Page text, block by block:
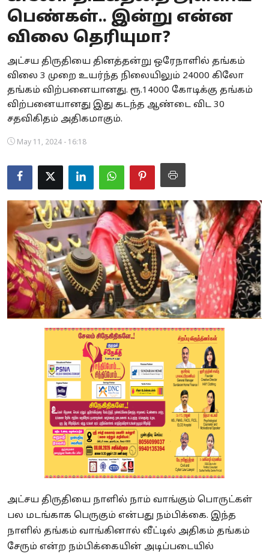
Business
Crime
Tamilnadu
National
World
Spirituality
Weather
Politics
பெண்கள்.. இன்று என்ன
விலை தெரியுமா?
அட்சய திருதியை தினத்தன்று ஒரேநாளில் தங்கம்
விலை 3 முறை உயர்ந்த நிலையிலும் 24000 கிலோ
தங்கம் விற்பனையானது. ரூ.14000 கோடிக்கு தங்கம்
விற்பனையானது இது கடந்த ஆண்டை விட 30
சதவிகிதம் அதிகமாகும்.
May 11, 2024 - 16:18
அட்சய திருதியை நாளில் நாம் வாங்கும் பொருட்கள்
பல மடங்காக பெருகும் என்பது நம்பிக்கை. இந்த
நாளில் தங்கம் வாங்கினால் வீட்டில் அதிகம் தங்கம்
சேரும் என்ற நம்பிக்கையின் அடிப்படையில்